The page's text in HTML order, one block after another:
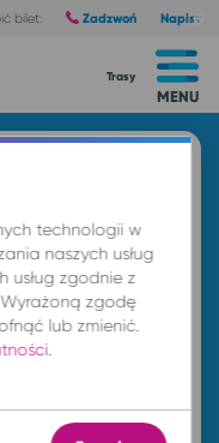
bilet: Zadzwoń Napisz
MENU
Trasy
technologii w
naszych usług
usług zgodnie z
zgodę
lub zmienić.
.